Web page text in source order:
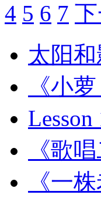
4 5 6 7
太阳
《小
《歌
《一